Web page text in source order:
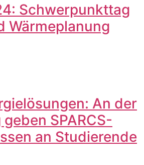
Schwerpunkttag
Wärmeplanung
An der
SPARCS-
an Studierende